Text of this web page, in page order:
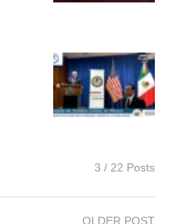
3 / 22 Posts
OLDER POST